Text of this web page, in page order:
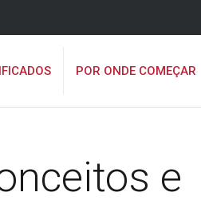
POR ONDE COMEÇAR
e